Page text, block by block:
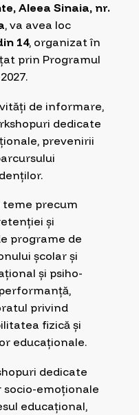
Aleea Sinaia, nr.
, va avea loc
14, organizat în
prin Programul
de informare,
dedicate
prevenirii
teme precum
și
programe de
școlar și
și psiho-
privind
fizică și
educaționale.
dedicate
emoționale
educațional,